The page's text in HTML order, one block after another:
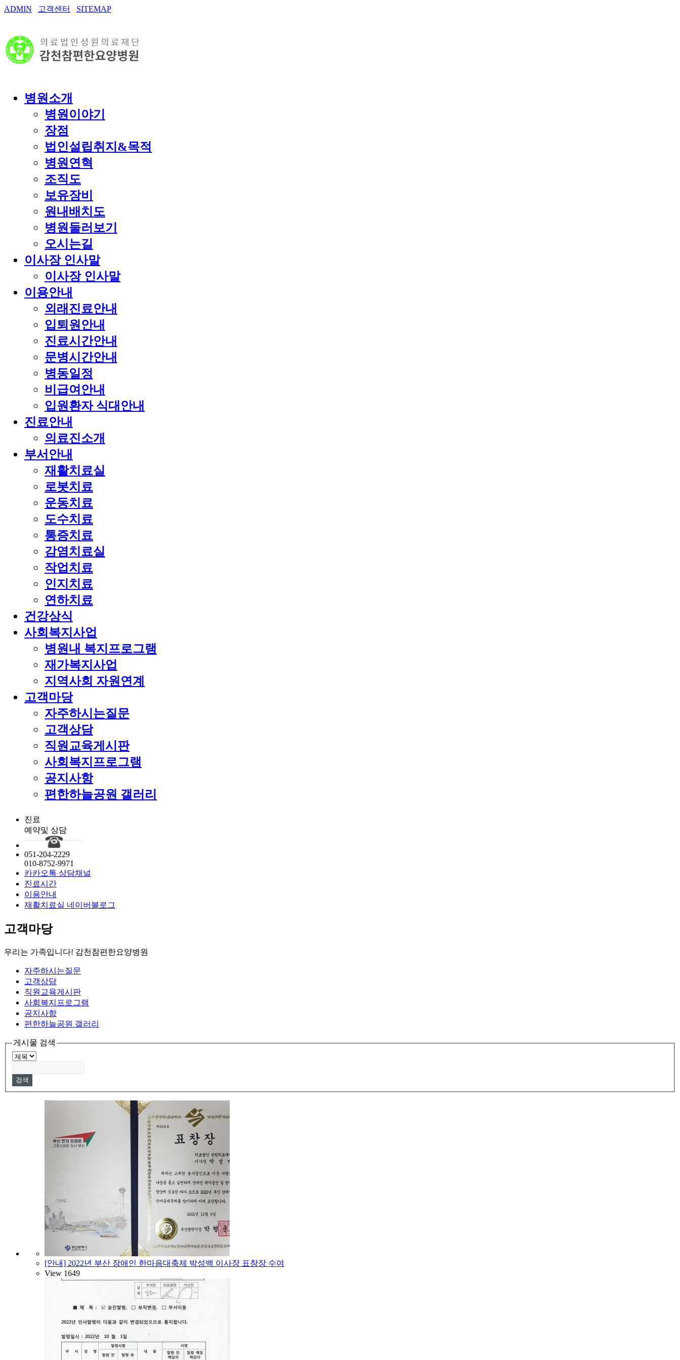
ADMIN 고객센터 SITEMAP
병원소개
병원이야기
장점
법인설립취지&목적
병원연혁
조직도
보유장비
원내배치도
병원둘러보기
오시는길
이사장 인사말
이사장 인사말
이용안내
외래진료안내
입퇴원안내
진료시간안내
문병시간안내
병동일정
비급여안내
입원환자 식대안내
진료안내
의료진소개
부서안내
재활치료실
로봇치료
운동치료
도수치료
통증치료
감염치료실
작업치료
인지치료
연하치료
건강상식
사회복지사업
병원내 복지프로그램
재가복지사업
지역사회 자원연계
고객마당
자주하시는질문
고객상담
직원교육게시판
사회복지프로그램
공지사항
편한하늘공원 갤러리
진료
예약및 상담
051-204-2229
010-8752-9971
카카오톡 상담채널
진료시간
이용안내
재활치료실 네이버블로그
고객마당
우리는 가족입니다! 감천참편한요양병원
자주하시는질문
고객상담
직원교육게시판
사회복지프로그램
공지사항
편한하늘공원 갤러리
게시물 검색
[안내] 2022년 부산 장애인 한마음대축제 박성백 이사장 표창장 수여
View 1649